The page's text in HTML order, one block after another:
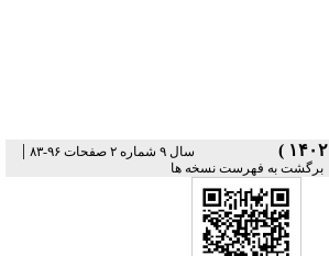
سال ۹ شماره ۲ صفحات ۹۶-۸۳ |
برگشت به فهرست نسخه ها